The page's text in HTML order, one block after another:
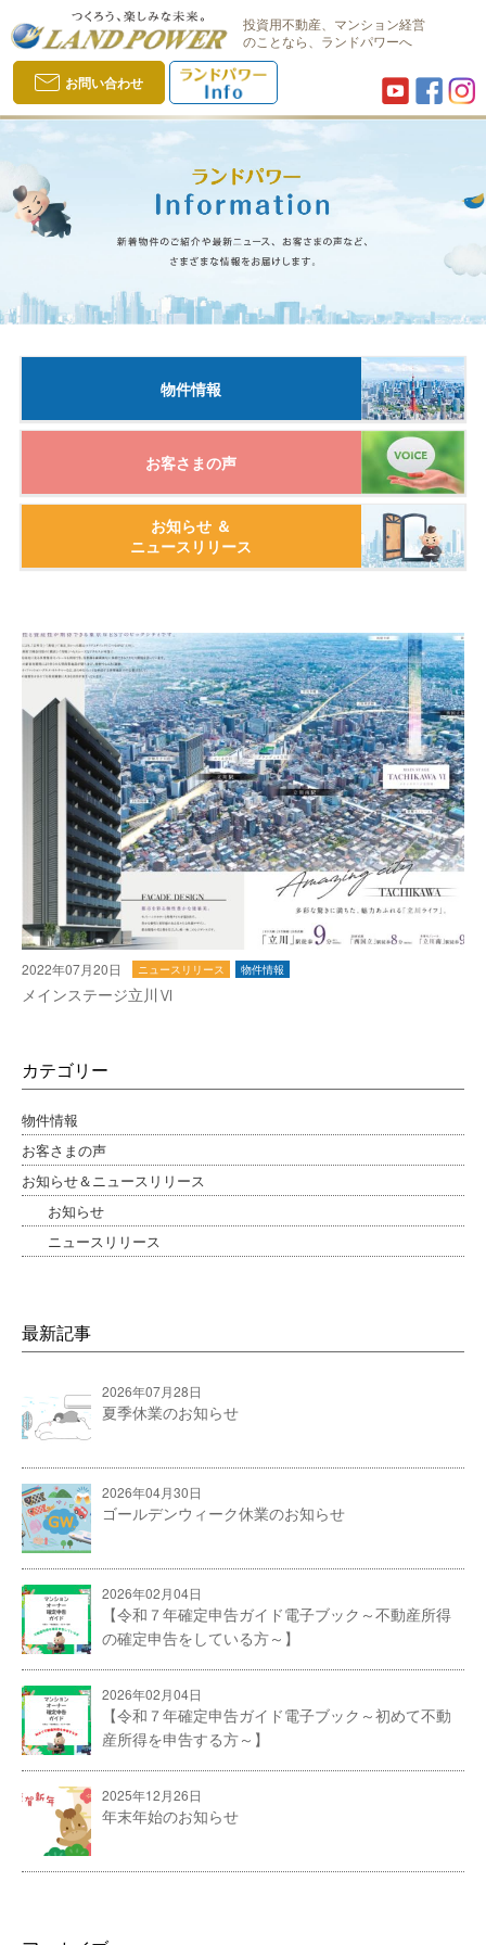
投資用不動産、マンション経営
のことなら、ランドパワーへ
お問い合わせ
物件情報
お客さまの声
お知らせ ＆
ニュースリリース
メインステージ立川Ⅵ
2022年07月20日 ニュースリリース 物件情報
カテゴリー
物件情報
お客さまの声
お知らせ＆ニュースリリース
お知らせ
ニュースリリース
最新記事
2026年07月28日
夏季休業のお知らせ
2026年04月30日
ゴールデンウィーク休業のお知らせ
2026年02月04日
【令和７年確定申告ガイド電子ブック～不動産所得
の確定申告をしている方～】
2026年02月04日
【令和７年確定申告ガイド電子ブック～初めて不動
産所得を申告する方～】
2025年12月26日
年末年始のお知らせ